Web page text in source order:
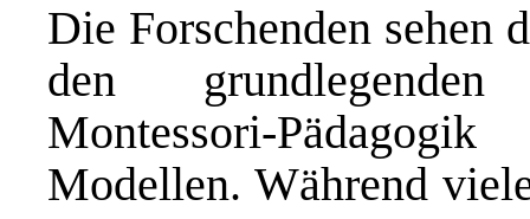
Die Forschenden sehen
den
Montessori-
Modellen. Während